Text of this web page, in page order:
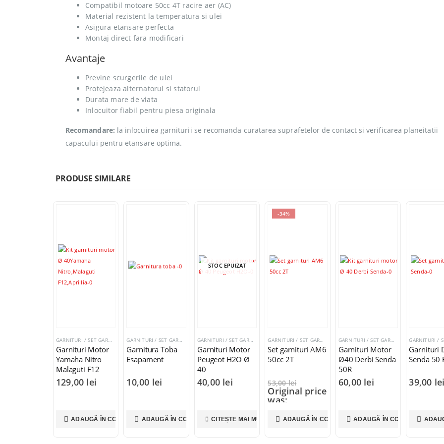
Compatibil motoare 50cc 4T racire aer (AC)
Material rezistent la temperatura si ulei
Asigura etansare perfecta
Montaj direct fara modificari
Avantaje
Previne scurgerile de ulei
Protejeaza alternatorul si statorul
Durata mare de viata
Inlocuitor fiabil pentru piesa originala
Recomandare: la inlocuirea garniturii se recomanda curatarea suprafetelor de contact si verificarea planeitatii
capacului pentru etansare optima.
PRODUSE SIMILARE
GARNITURI / SET GARNITURI
Garnituri Motor
Yamaha Nitro
Malaguti F12
Aprillia Ø 40
Racire cu Apa
129,00 lei
ADAUGĂ ÎN COȘ
GARNITURI / SET GARNITURI
Garnitura Toba
Esapament
10,00 lei
ADAUGĂ ÎN COȘ
STOC EPUIZAT
GARNITURI / SET GARNITURI
Garnituri Motor
Peugeot H2O Ø
40
40,00 lei
CITEȘTE MAI MULT
-34%
GARNITURI / SET GARNITURI
Set garnituri AM6
50cc 2T
53,00lei
Original price
was:
35,00lei
ADAUGĂ ÎN COȘ
GARNITURI / SET GARNITURI
Garnituri Motor
Ø40 Derbi Senda
50R
60,00 lei
ADAUGĂ ÎN COȘ
Garnituri
Senda 50
39,00